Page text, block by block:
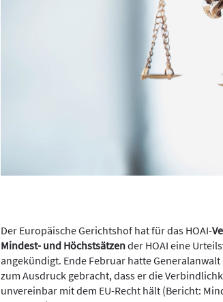
Der Europäische Gerichtshof hat für das HOAI-
Mindest- und Höchstsätzender HOAI eine
angekündigt. Ende Februar hatte
zum Ausdruck gebracht, dass er die
unvereinbar mit dem EU-Recht hält (Bericht: